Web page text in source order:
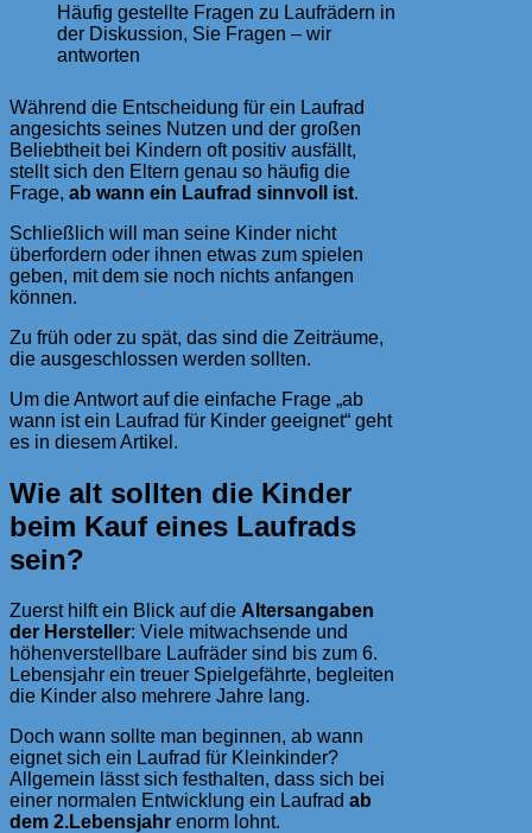
Häufig gestellte Fragen zu Laufrädern in
der Diskussion, Sie Fragen – wir
antworten
Während die Entscheidung für ein Laufrad
angesichts seines Nutzen und der großen
Beliebtheit bei Kindern oft positiv ausfällt,
stellt sich den Eltern genau so häufig die
Frage, ab wann ein Laufrad sinnvoll ist.
Schließlich will man seine Kinder nicht
überfordern oder ihnen etwas zum spielen
geben, mit dem sie noch nichts anfangen
können.
Zu früh oder zu spät, das sind die Zeiträume,
die ausgeschlossen werden sollten.
Um die Antwort auf die einfache Frage „ab
wann ist ein Laufrad für Kinder geeignet“ geht
es in diesem Artikel.
Wie alt sollten die Kinder
beim Kauf eines Laufrads
sein?
Zuerst hilft ein Blick auf die Altersangaben
der Hersteller: Viele mitwachsende und
höhenverstellbare Laufräder sind bis zum 6.
Lebensjahr ein treuer Spielgefährte, begleiten
die Kinder also mehrere Jahre lang.
Doch wann sollte man beginnen, ab wann
eignet sich ein Laufrad für Kleinkinder?
Allgemein lässt sich festhalten, dass sich bei
einer normalen Entwicklung ein Laufrad ab
dem 2.Lebensjahr enorm lohnt.